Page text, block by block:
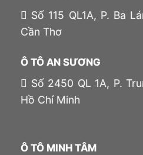
Số 115 QL1A, P. Ba
Cần Thơ
Ô TÔ AN SƯƠNG
Số 2450 QL 1A, P.
Hồ Chí Minh
Ô TÔ MINH TÂM